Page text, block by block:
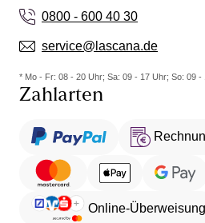
0800 - 600 40 30
service@lascana.de
* Mo - Fr: 08 - 20 Uhr; Sa: 09 - 17 Uhr; So: 09 -
Zahlarten
Online-Überweisung